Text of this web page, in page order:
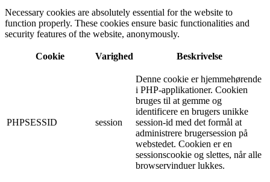
Necessary cookies are absolutely essential for the website to
function properly. These cookies ensure basic functionalities and
security features of the website, anonymously.
Cookie Varighed Beskrivelse
PHPSESSID session
Denne cookie er hjemmehørende
i PHP-applikationer. Cookien
bruges til at gemme og
identificere en brugers unikke
session-id med det formål at
administrere brugersession på
webstedet. Cookien er en
sessionscookie og slettes, når alle
browservinduer lukkes.